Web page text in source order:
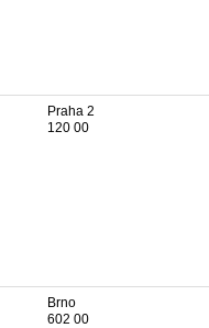
Praha 2
120 00
Brno
602 00